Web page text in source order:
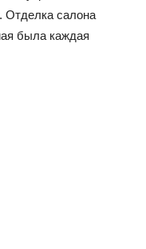
Отделка салона
была каждая